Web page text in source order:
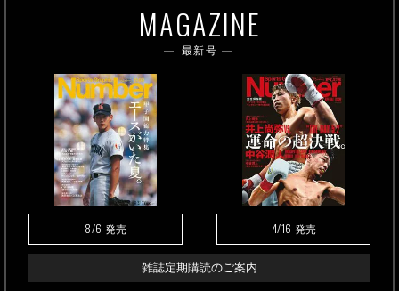
MAGAZINE
最新号
8/6 発売 4/16 発売
雑誌定期購読のご案内